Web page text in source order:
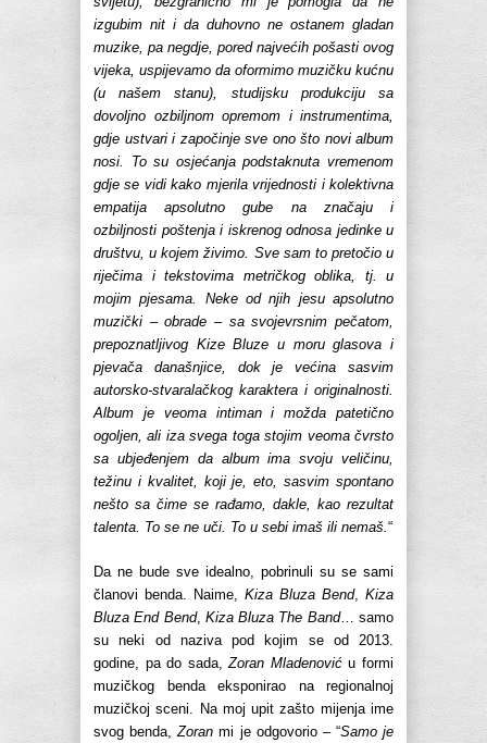
izgubim nit i da duhovno ne ostanem gladan
muzike, pa negdje, pored najvećih pošasti ovog
vijeka, uspijevamo da oformimo muzičku kućnu
(u našem stanu), studijsku produkciju sa
dovoljno ozbiljnom opremom i instrumentima,
gdje ustvari i započinje sve ono što novi album
nosi. To su osjećanja podstaknuta vremenom
gdje se vidi kako mjerila vrijednosti i kolektivna
empatija apsolutno gube na značaju i
ozbiljnosti poštenja i iskrenog odnosa jedinke u
društvu, u kojem živimo. Sve sam to pretočio u
riječima i tekstovima metričkog oblika, tj. u
mojim pjesama. Neke od njih jesu apsolutno
muzički – obrade – sa svojevrsnim pečatom,
prepoznatljivog Kize Bluze u moru glasova i
pjevača današnjice, dok je većina sasvim
autorsko-stvaralačkog karaktera i originalnosti.
Album je veoma intiman i možda patetično
ogoljen, ali iza svega toga stojim veoma čvrsto
sa ubjeđenjem da album ima svoju veličinu,
težinu i kvalitet, koji je, eto, sasvim spontano
nešto sa čime se rađamo, dakle, kao rezultat
talenta. To se ne uči. To u sebi imaš ili nemaš. “
Da ne bude sve idealno, pobrinuli su se sami
članovi benda. Naime, Kiza Bluza Bend, Kiza
Bluza End Bend, Kiza Bluza The Band… samo
su neki od naziva pod kojim se od 2013.
godine, pa do sada,Zoran Mladenoviću formi
muzičkog benda eksponirao na regionalnoj
muzičkoj sceni. Na moj upit zašto mijenja ime
svog benda,Zoran mi je odgovorio – “Samo je